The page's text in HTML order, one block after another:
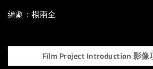
編劇：楊兩全
Film Project Introduction 影